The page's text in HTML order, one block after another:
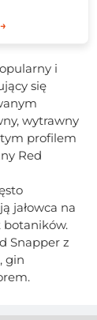
i
się
wytrawny
profilem
Red
jałowca na
botaników.
Snapper z
gin